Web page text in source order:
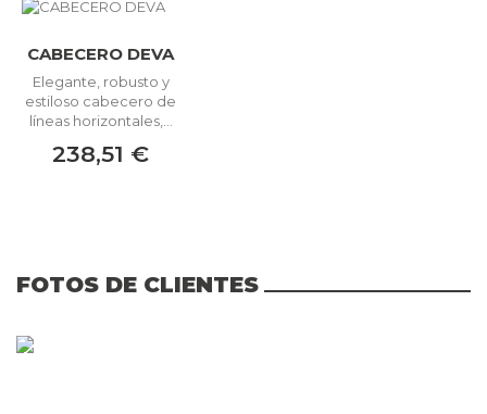
CABECERO DEVA
Elegante, robusto y
estiloso cabecero de
líneas horizontales,...
238,51 €
FOTOS DE CLIENTES